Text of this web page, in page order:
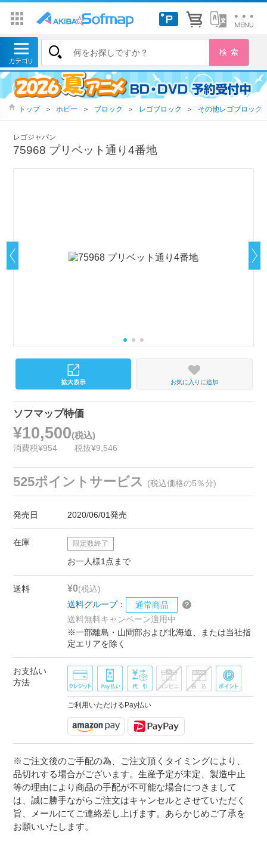
トップ ＞ ホビー ＞ ブロック ＞ レゴブロック ＞ その他レゴブロック
レゴジャパン
75968 プリベット通り4番地
お気に入りに追加
ソフマップ特価
¥10,500(税込)
消費税¥954 税抜¥9,546
525ポイントサービス (税込価格の5％分)
発売日 2020/06/01発売
在庫 限定数終了
お一人様1点まで
送料 ¥0(税込)
送料グループ：
通常商品
送料無料キャンペーン適用中
※一部離島・山間部および北海道、または当社指
定エリアを除く
お支払い
方法
ご利用いただけるPay払い
※ご注文後のご手配の為、ご注文頂くタイミングにより、
品切れする場合がございます。生産予定が未定、製造中止
等の理由により商品の手配が不可能な場合につきまして
は、誠に勝手ながらご注文はキャンセルとさせていただく
旨、メールにてご連絡差し上げます。あらかじめご了承を
お願いいたします。